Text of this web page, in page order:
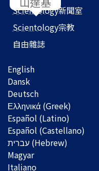
Scientology新聞室
Scientology宗教
自由雜誌
English
Dansk
Deutsch
Ελληνικά (Greek)
Español (Latino)
Español (Castellano)
Magyar
Italiano